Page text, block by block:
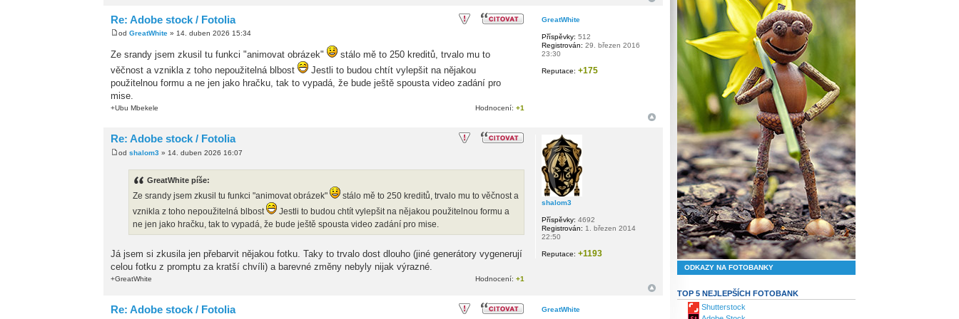
Re: Adobe stock / Fotolia
od GreatWhite » 14. duben 2026 15:34
Ze srandy jsem zkusil tu funkci "animovat obrázek"
stálo mě to 250 kreditů, trvalo mu to
věčnost a vznikla z toho nepoužitelná blbost
Jestli to budou chtít vylepšit na nějakou
použitelnou formu a ne jen jako hračku, tak to vypadá, že bude ještě spousta video zadání pro
mise.
+Ubu Mbekele Hodnocení: +1
GreatWhite
Příspěvky: 512
Registrován: 29. březen 2016
23:30
Reputace: +175
Re: Adobe stock / Fotolia
od shalom3 » 14. duben 2026 16:07
GreatWhite píše:
Ze srandy jsem zkusil tu funkci "animovat obrázek"
stálo mě to 250 kreditů, trvalo mu to věčnost a
vznikla z toho nepoužitelná blbost
Jestli to budou chtít vylepšit na nějakou použitelnou formu a
ne jen jako hračku, tak to vypadá, že bude ještě spousta video zadání pro mise.
Já jsem si zkusila jen přebarvit nějakou fotku. Taky to trvalo dost dlouho (jiné generátory vygenerují
celou fotku z promptu za kratší chvíli) a barevné změny nebyly nijak výrazné.
+GreatWhite Hodnocení: +1
shalom3
Příspěvky: 4692
Registrován: 1. březen 2014
22:50
Reputace: +1193
Re: Adobe stock / Fotolia GreatWhite
ODKAZY NA FOTOBANKY
TOP 5 NEJLEPŠÍCH FOTOBANK
Shutterstock